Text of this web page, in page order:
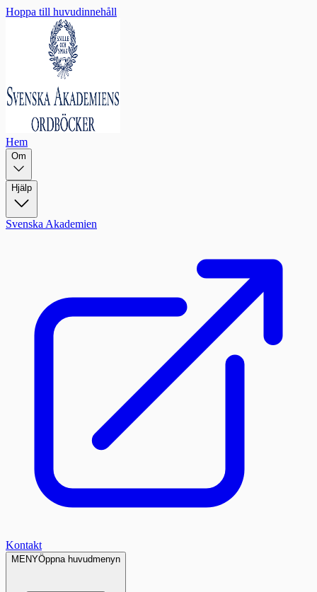
Hoppa till huvudinnehåll
Hem
Om
Hjälp
Svenska Akademien
Kontakt
MENYÖppna huvudmenyn